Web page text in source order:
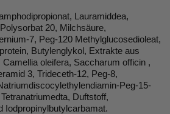
Lauramiddea,
20, Milchsäure,
7, Peg-120 Methylglucosedioleat,
Butylenglykol, Extrakte aus
oleifera, Saccharum officin ,
3, Trideceth-12, Peg-8,
Peg-15-
Duftstoff,
Iodpropinylbutylcarbamat.